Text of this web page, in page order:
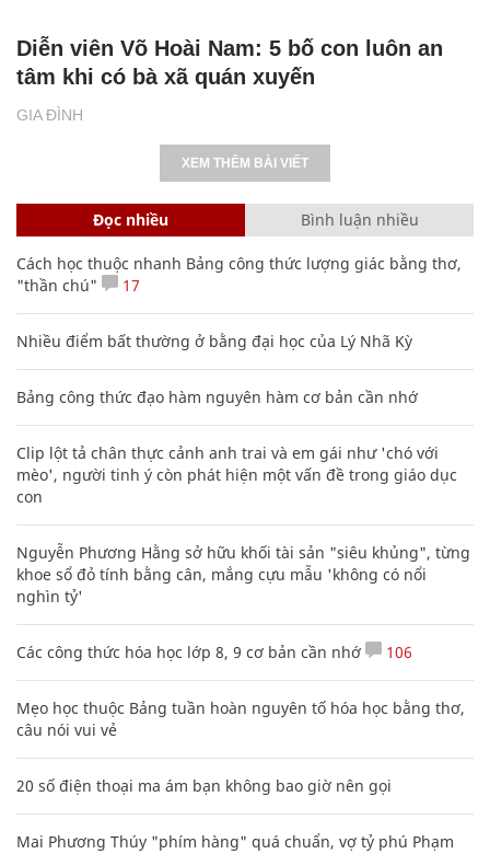
GIA ĐÌNH
Diễn viên Võ Hoài Nam: 5 bố con luôn an
tâm khi có bà xã quán xuyến
XEM THÊM BÀI VIẾT
Đọc nhiều Bình luận nhiều
Cách học thuộc nhanh Bảng công thức lượng giác bằng thơ,
"thần chú"
17
Nhiều điểm bất thường ở bằng đại học của Lý Nhã Kỳ
Bảng công thức đạo hàm nguyên hàm cơ bản cần nhớ
Clip lột tả chân thực cảnh anh trai và em gái như 'chó với
mèo', người tinh ý còn phát hiện một vấn đề trong giáo dục
con
Nguyễn Phương Hằng sở hữu khối tài sản "siêu khủng", từng
khoe sổ đỏ tính bằng cân, mắng cựu mẫu 'không có nổi
nghìn tỷ'
Các công thức hóa học lớp 8, 9 cơ bản cần nhớ 106
Mẹo học thuộc Bảng tuần hoàn nguyên tố hóa học bằng thơ,
câu nói vui vẻ
20 số điện thoại ma ám bạn không bao giờ nên gọi
Mai Phương Thúy "phím hàng" quá chuẩn, vợ tỷ phú Phạm